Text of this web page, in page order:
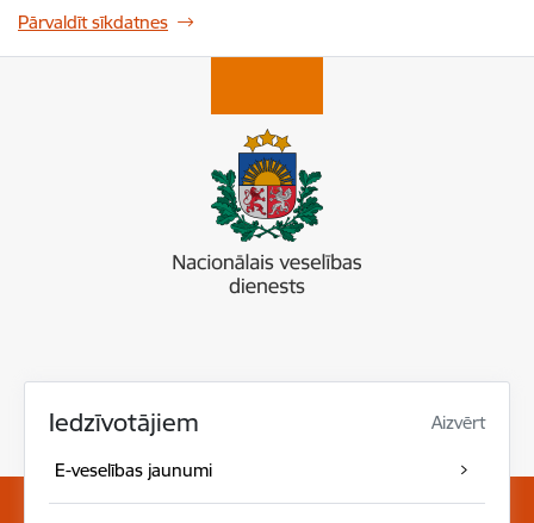
Pārvaldīt sīkdatnes
Iedzīvotājiem Aizvērt
E-veselības jaunumi